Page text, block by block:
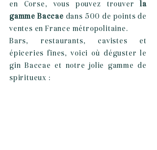
en Corse, vous pouvez trouverla
gamme Baccae dans 500 de points de
ventes en France métropolitaine.
Bars, restaurants, cavistes et
épiceries fines, voici où déguster le
gin Baccae et notre jolie gamme de
spiritueux :